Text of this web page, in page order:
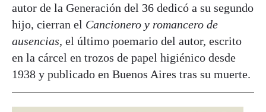
autor de la Generación del 36 dedicó a su segundo
hijo, cierran el Cancionero y romancero de
ausencias, el último poemario del autor, escrito
en la cárcel en trozos de papel higiénico desde
1938 y publicado en Buenos Aires tras su muerte.